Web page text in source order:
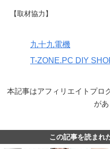
【取材協力】
九十九電機
T-ZONE.PC DIY
本記事はアフィリエイトプロ
が
この記事を読まれ